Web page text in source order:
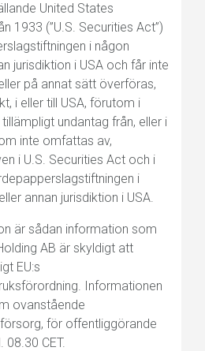
United States
1933 (”U.S. Securities Act”)
i någon
jurisdiktion i USA och får inte
på annat sätt överföras,
i eller till USA, förutom i
undantag från, eller i
inte omfattas av,
i U.S. Securities Act och i
i
annan jurisdiktion i USA.
är sådan information som
AB är skyldigt att
EU:s
Informationen
ovanstående
för offentliggörande
08.30 CET.